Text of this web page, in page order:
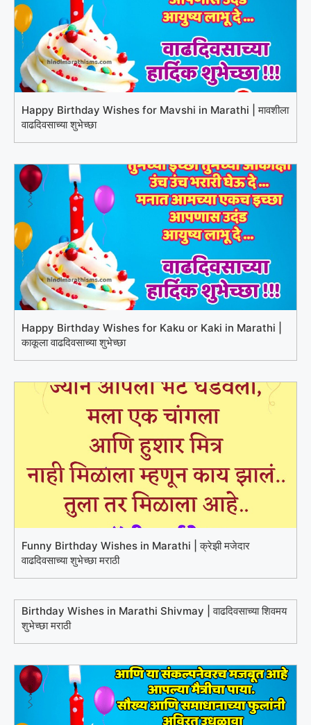
Happy Birthday Wishes for Mavshi in Marathi | मावशीला
वाढदिवसाच्या शुभेच्छा
Happy Birthday Wishes for Kaku or Kaki in Marathi |
काकूला वाढदिवसाच्या शुभेच्छा
Funny Birthday Wishes in Marathi | क्रेझी मजेदार
वाढदिवसाच्या शुभेच्छा मराठी
Birthday Wishes in Marathi Shivmay | वाढदिवसाच्या शिवमय
शुभेच्छा मराठी